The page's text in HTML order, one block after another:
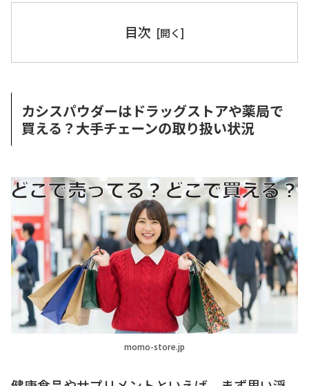
目次
カシスパウダーはドラッグストアや薬局で
買える？大手チェーンの取り扱い状況
momo-store.jp